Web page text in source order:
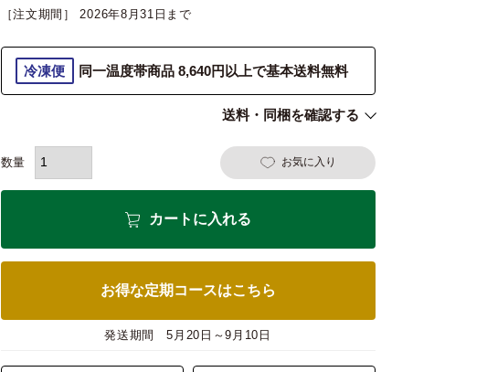
［注文期間］ 2026年8月31日
冷凍便 同一温度帯商品 8,640円以上で基本送料無料
送料・同梱を確認する
お気に入り
カートに入れる
お得な定期コースはこちら
発送期間 5月20日～9月10日